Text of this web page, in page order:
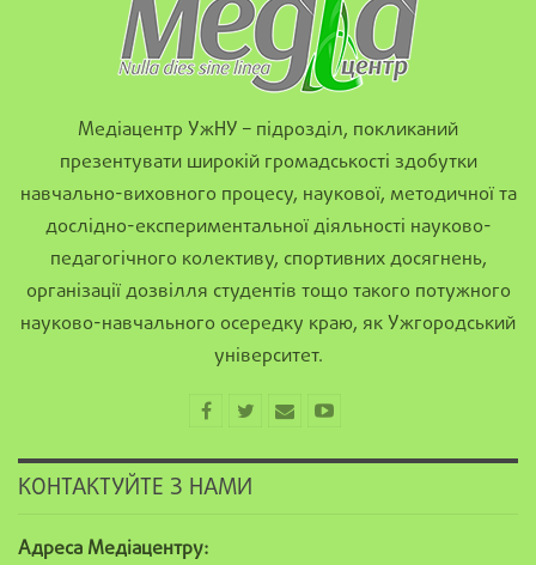
Медіацентр УжНУ – підрозділ, покликаний
презентувати широкій громадськості здобутки
навчально-виховного процесу, наукової, методичної та
дослідно-експериментальної діяльності науково-
педагогічного колективу, спортивних досягнень,
організації дозвілля студентів тощо такого потужного
науково-навчального осередку краю, як Ужгородський
університет.
КОНТАКТУЙТЕ З НАМИ
Адреса Медіацентру: